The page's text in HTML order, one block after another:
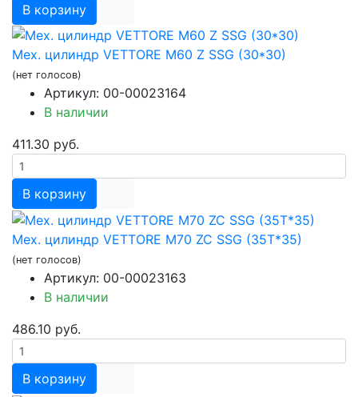
В корзину
Мех. цилиндр VETTORE М60 Z SSG (30*30)
(нет голосов)
Артикул: 00-00023164
В наличии
411.30 руб.
В корзину
Мех. цилиндр VETTORE М70 ZC SSG (35T*35)
(нет голосов)
Артикул: 00-00023163
В наличии
486.10 руб.
В корзину